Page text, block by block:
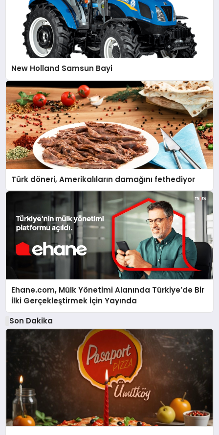
New Holland Samsun Bayi
Türk döneri, Amerikalıların damağını fethediyor
Ehane.com, Mülk Yönetimi Alanında Türkiye’de Bir
İlki Gerçekleştirmek İçin Yayında
Son Dakika